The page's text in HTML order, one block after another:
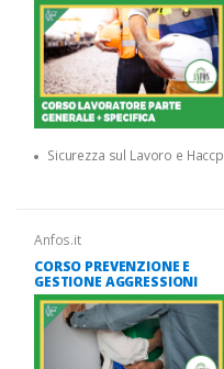
Sicurezza sul Lavoro e Haccp
Anfos.it
CORSO PREVENZIONE E
GESTIONE AGGRESSIONI